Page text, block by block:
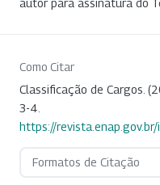
Como Citar
Classificação de Cargos.
3-4.
https://
Formatos de Citação